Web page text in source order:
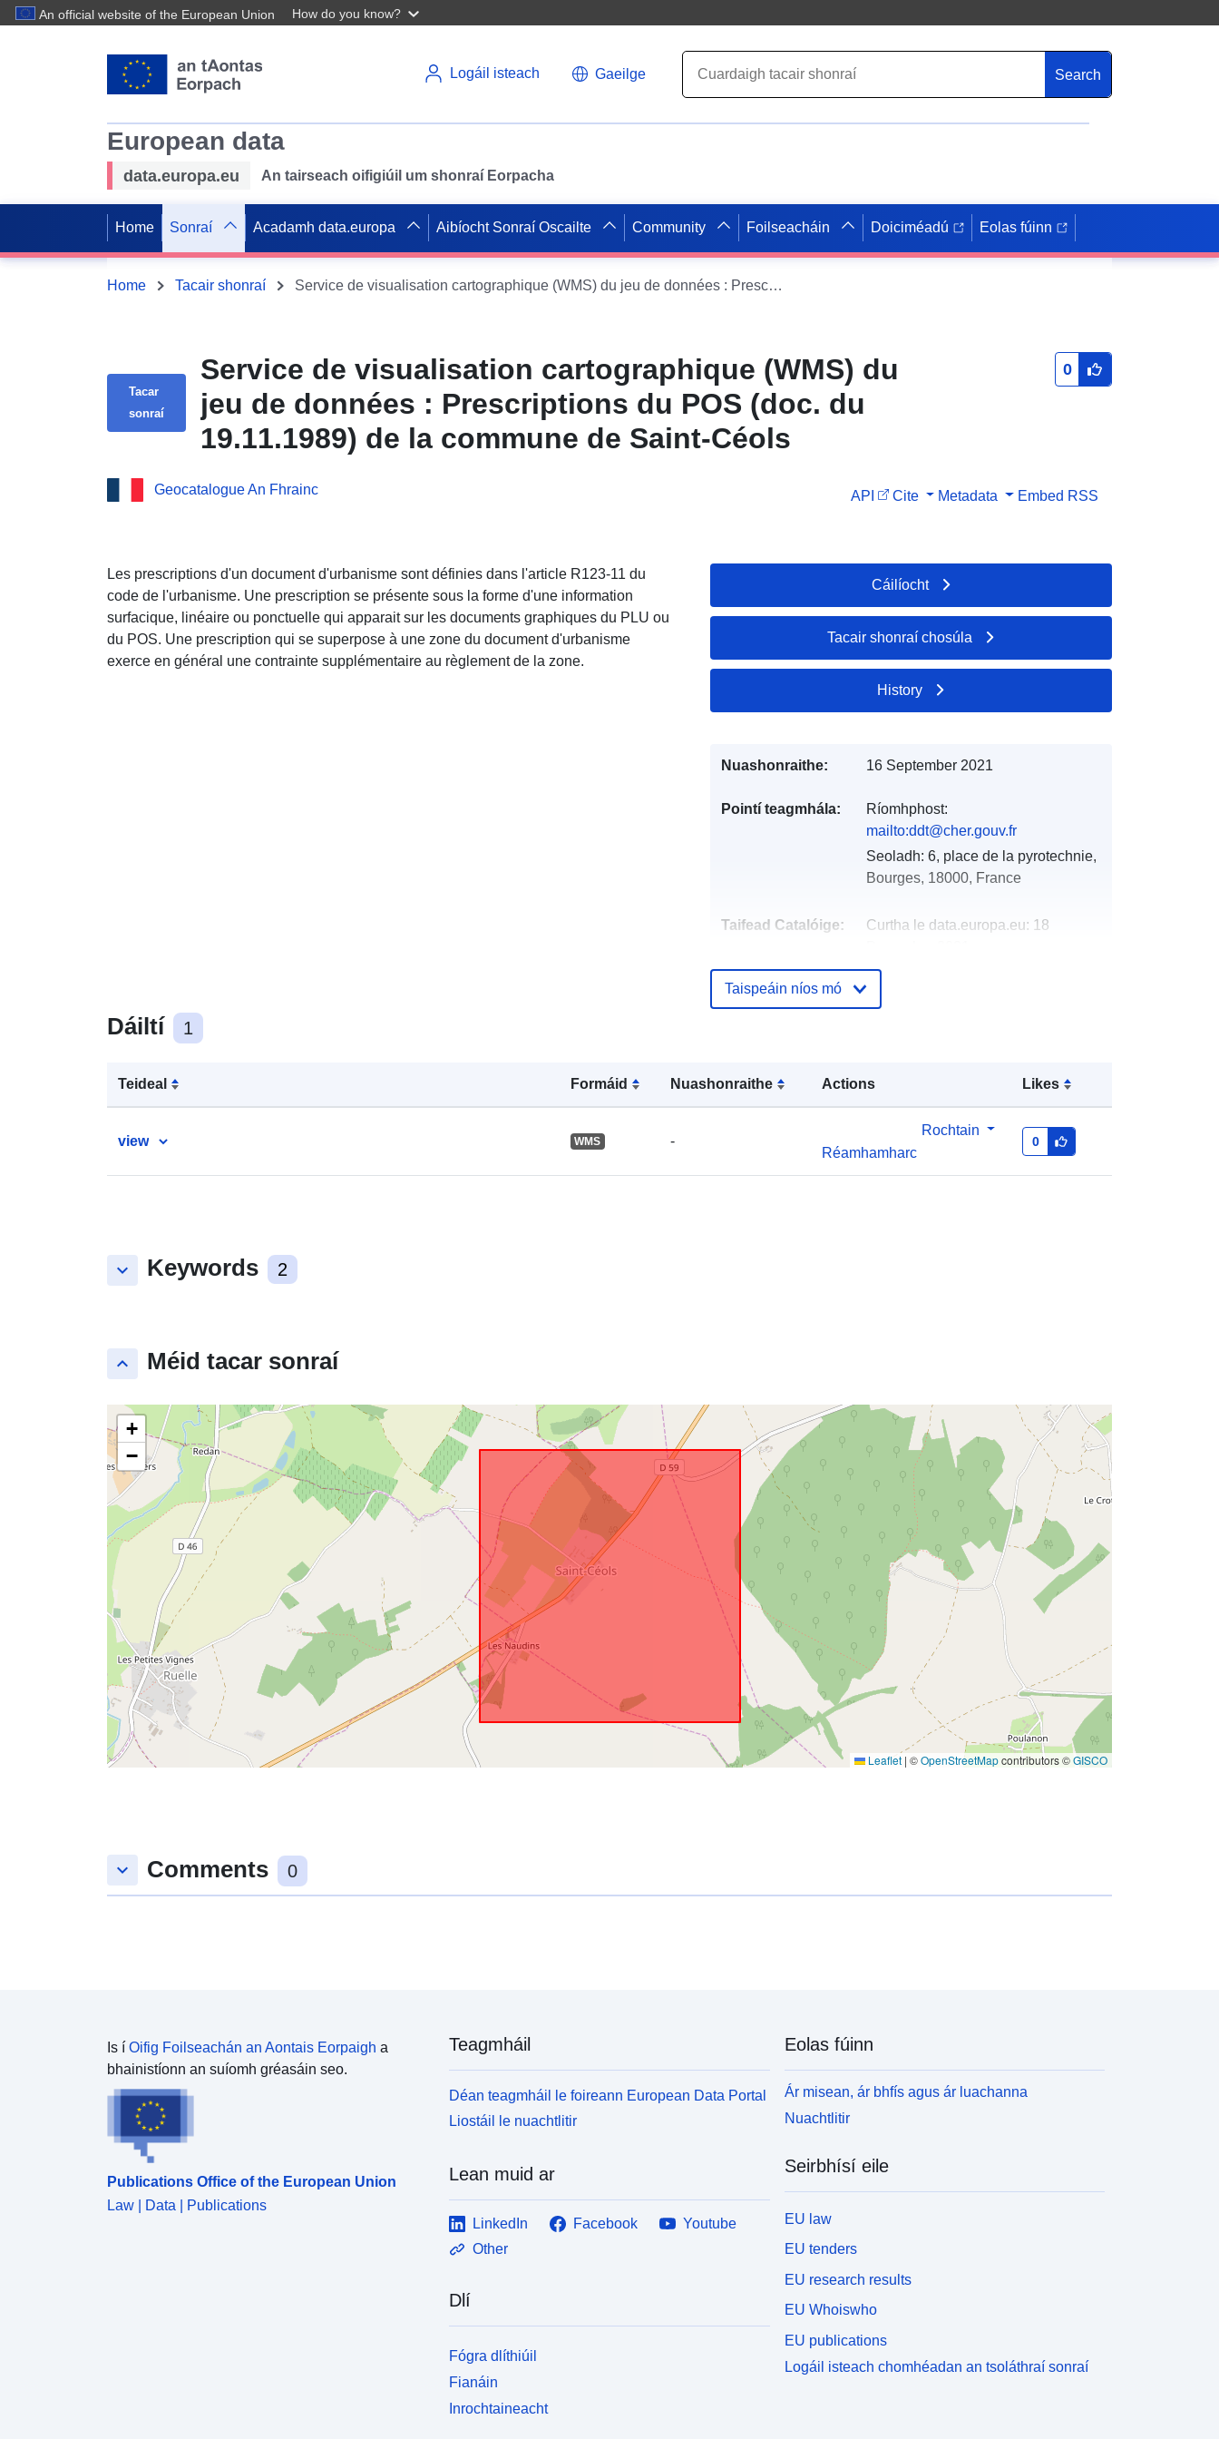
An official website of the European Union How do you know?
Logáil isteach Gaeilge Search
European data
data.europa.eu An tairseach oifigiúil um shonraí Eorpacha
Home Sonraí Acadamh data.europa Aibíocht Sonraí Oscailte Community Foilseacháin Doiciméadú Eolas fúinn
Home Tacair shonraí Service de visualisation cartographique (WMS) du jeu de données : Prescriptions du POS (doc. du 19.11.1989) de la commune de Saint-Céols
Tacar
sonraí
Service de visualisation cartographique (WMS) du
jeu de données : Prescriptions du POS (doc. du
19.11.1989) de la commune de Saint-Céols
0
Geocatalogue An Fhrainc API Cite Metadata Embed RSS
Les prescriptions d'un document d'urbanisme sont définies dans l'article R123-11 du
code de l'urbanisme. Une prescription se présente sous la forme d'une information
surfacique, linéaire ou ponctuelle qui apparait sur les documents graphiques du PLU ou
du POS. Une prescription qui se superpose à une zone du document d'urbanisme
exerce en général une contrainte supplémentaire au règlement de la zone.
Dáiltí 1
Teideal Formáid Nuashonraithe Actions Likes
view WMS -
Rochtain
Réamhamharc
0
keyboard_arrow_down Keywords 2
keyboard_arrow_up Méid tacar sonraí
+
−
Leaflet | ©OpenStreetMapcontributors ©GISCO
Cáilíocht
Tacair shonraí chosúla
History
Nuashonraithe: 16 September 2021
Pointí teagmhála:
Ríomhphost:
mailto:ddt@cher.gouv.fr
Seoladh: 6, place de la pyrotechnie,
Bourges, 18000, France
Taifead Catalóige: Curtha le data.europa.eu: 18
Nuashonraithe ar data.europa.eu:
47.22924423 ], [ 2.64494371,
47.22924423 ], [ 2.64494371,
47.2117691 ], [ 2.62030602,
Clóscríobh: Polygon
uriRef:
http://data.europa.eu/88u/dataset/fr-
120066022-srv-988f2cac-6a1c-
47a6-b6e4-a9febf761ec7
Clóscríobh:
Acmhainn:
http://inspire.ec.europa.eu/metadata-
codelist/ResourceType/services
Taispeáin níos mó
keyboard_arrow_down Comments 0
Is í Oifig Foilseachán an Aontais Eorpaigh a
bhainistíonn an suíomh gréasáin seo.
Publications Office of the European Union
Law | Data | Publications
Teagmháil
Déan teagmháil le foireann European Data Portal
Liostáil le nuachtlitir
Lean muid ar
LinkedIn Facebook
Youtube
Other
Dlí
Fógra dlíthiúil
Fianáin
Inrochtaineacht
Eolas fúinn
Ár misean, ár bhfís agus ár luachanna
Nuachtlitir
Seirbhísí eile
EU law
EU tenders
EU research results
EU Whoiswho
EU publications
Logáil isteach chomhéadan an tsoláthraí sonraí